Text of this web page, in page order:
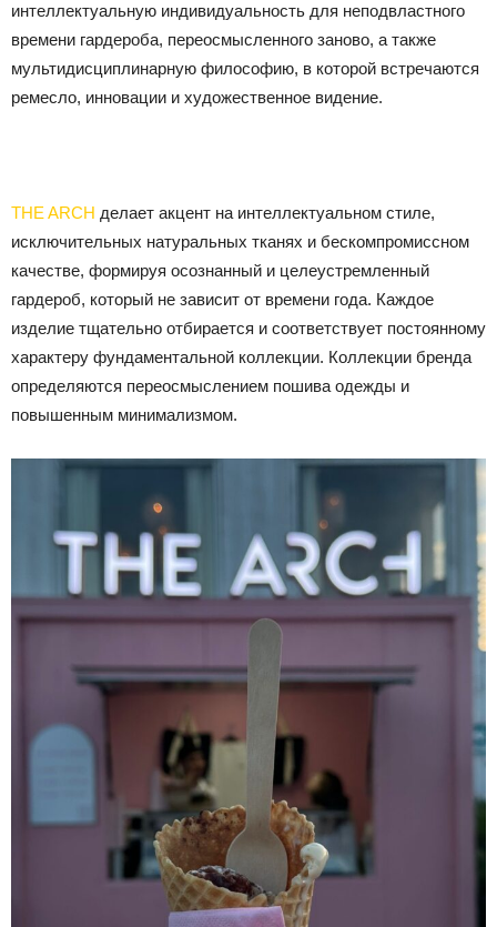
интеллектуальную индивидуальность для неподвластного
времени гардероба, переосмысленного заново, а также
мультидисциплинарную философию, в которой встречаются
ремесло, инновации и художественное видение.
THE ARCH делает акцент на интеллектуальном стиле,
исключительных натуральных тканях и бескомпромиссном
качестве, формируя осознанный и целеустремленный
гардероб, который не зависит от времени года. Каждое
изделие тщательно отбирается и соответствует постоянному
характеру фундаментальной коллекции. Коллекции бренда
определяются переосмыслением пошива одежды и
повышенным минимализмом.